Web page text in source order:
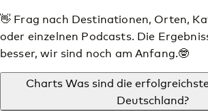
👋 Frag nach Destinationen, Orten,
oder einzelnen Podcasts. Die
besser, wir sind noch am Anfang.🤓
Charts Was sind die
Deutschland?